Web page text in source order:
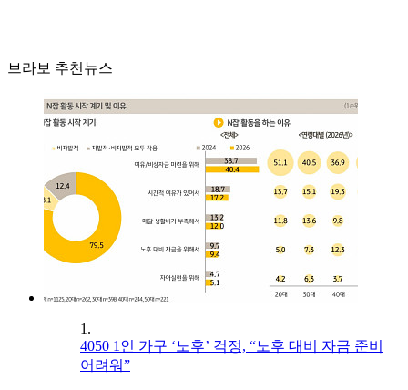
브라보 추천뉴스
1.
4050 1인 가구 ‘노후’ 걱정, “노후 대비 자금 준비
어려워”